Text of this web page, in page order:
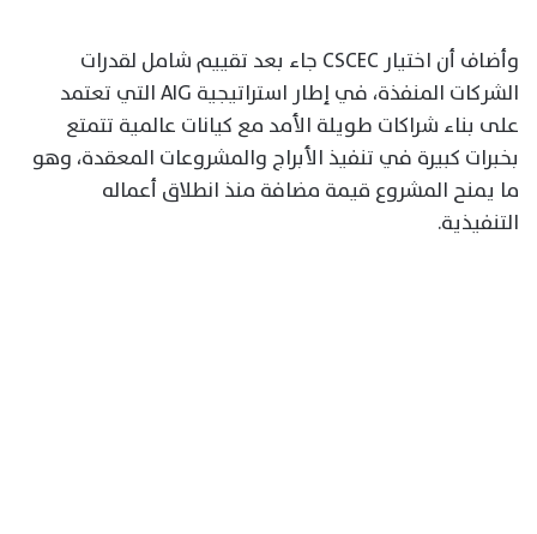
وأضاف أن اختيار CSCEC جاء بعد تقييم شامل لقدرات
الشركات المنفذة، في إطار استراتيجية AIG التي تعتمد
على بناء شراكات طويلة الأمد مع كيانات عالمية تتمتع
بخبرات كبيرة في تنفيذ الأبراج والمشروعات المعقدة، وهو
ما يمنح المشروع قيمة مضافة منذ انطلاق أعماله
التنفيذية.